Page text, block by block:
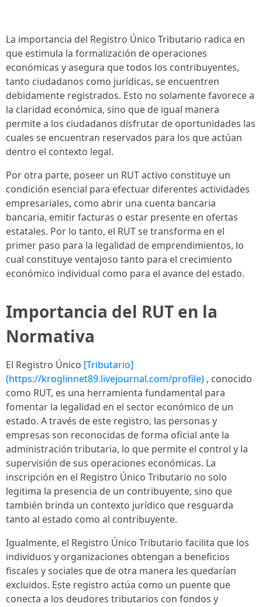
La importancia del Registro Único Tributario radica en
que estimula la formalización de operaciones
económicas y asegura que todos los contribuyentes,
tanto ciudadanos como jurídicas, se encuentren
debidamente registrados. Esto no solamente favorece a
la claridad económica, sino que de igual manera
permite a los ciudadanos disfrutar de oportunidades las
cuales se encuentran reservados para los que actúan
dentro el contexto legal.
Por otra parte, poseer un RUT activo constituye un
condición esencial para efectuar diferentes actividades
empresariales, como abrir una cuenta bancaria
bancaria, emitir facturas o estar presente en ofertas
estatales. Por lo tanto, el RUT se transforma en el
primer paso para la legalidad de emprendimientos, lo
cual constituye ventajoso tanto para el crecimiento
económico individual como para el avance del estado.
Importancia del RUT en la
Normativa
El Registro Único [Tributario]
(https://kroglinnet89.livejournal.com/profile) , conocido
como RUT, es una herramienta fundamental para
fomentar la legalidad en el sector económico de un
estado. A través de este registro, las personas y
empresas son reconocidas de forma oficial ante la
administración tributaria, lo que permite el control y la
supervisión de sus operaciones económicas. La
inscripción en el Registro Único Tributario no solo
legitima la presencia de un contribuyente, sino que
también brinda un contexto jurídico que resguarda
tanto al estado como al contribuyente.
Igualmente, el Registro Único Tributario facilita que los
individuos y organizaciones obtengan a beneficios
fiscales y sociales que de otra manera les quedarían
excluidos. Este registro actúa como un puente que
conecta a los deudores tributarios con fondos y